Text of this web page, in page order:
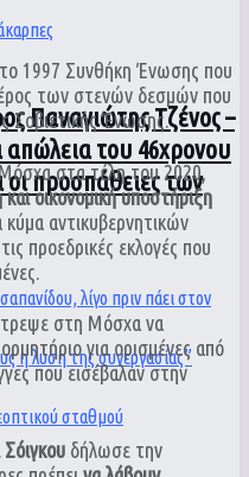
Παναγιώτης Τζένος –
απώλεια του 46χρονου
προσπάθειες των
1997 Συνθήκη Ένωσης που
των στενών δεσμών που
Σοβιετικής Ένωσης.
στα τέλη του 2020,
οικονομική υποστήριξη
αντικυβερνητικών
προεδρικές εκλογές που
στη Μόσχα να
για ορισμένες από
που εισέβαλαν στην
δήλωσε την